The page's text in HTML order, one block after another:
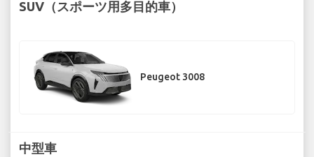
SUV（スポーツ用多目的車）
Peugeot 3008
中型車